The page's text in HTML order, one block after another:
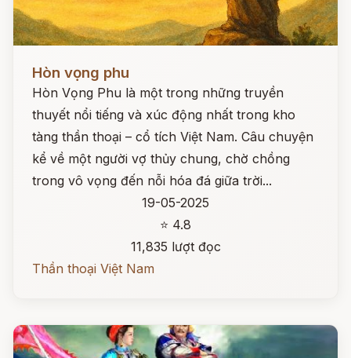
Hòn vọng phu
Hòn Vọng Phu là một trong những truyền
thuyết nổi tiếng và xúc động nhất trong kho
tàng thần thoại – cổ tích Việt Nam. Câu chuyện
kể về một người vợ thủy chung, chờ chồng
trong vô vọng đến nỗi hóa đá giữa trời...
19-05-2025
⭐ 4.8
11,835 lượt đọc
Thần thoại Việt Nam